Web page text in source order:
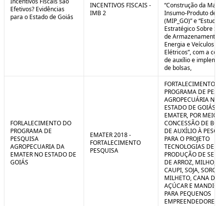
Efetivos? Evidências
para o Estado de Goiás
INCENTIVOS FISCAIS -
IMB 2
“Construção da
Insumo-Produto de
(MIP_GO)” e “Estudo
Estratégico Sobre
de
Energia e Veículos
Elétricos”, com a
de auxílio e
de bolsas,
FORLALECIMENTO DO
PROGRAMA DE
PESQUISA
AGROPECUARIA DA
EMATER NO ESTADO DE
GOIÁS
EMATER 2018 -
FORTALECIMENTO
PESQUISA
FORTALECIMENTO
PROGRAMA DE
AGROPECUÁRIA NO
ESTADO DE GOIÁS
EMATER, POR
CONCESSÃO DE
DE AUXÍLIO À
PARA O PROJETO
TECNOLOGIAS DE
PRODUÇÃO DE
DE ARROZ, MILHO,
CAUPI, SOJA,
MILHETO, CANA DE
AÇÚCAR E
PARA PEQUENOS